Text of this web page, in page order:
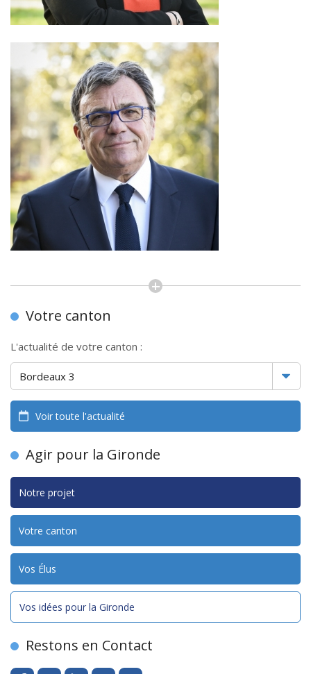
Votre canton
L'actualité de votre canton :
Voir toute l'actualité
Agir pour la Gironde
Notre projet
Votre canton
Vos Élus
Vos idées pour la Gironde
Restons en Contact